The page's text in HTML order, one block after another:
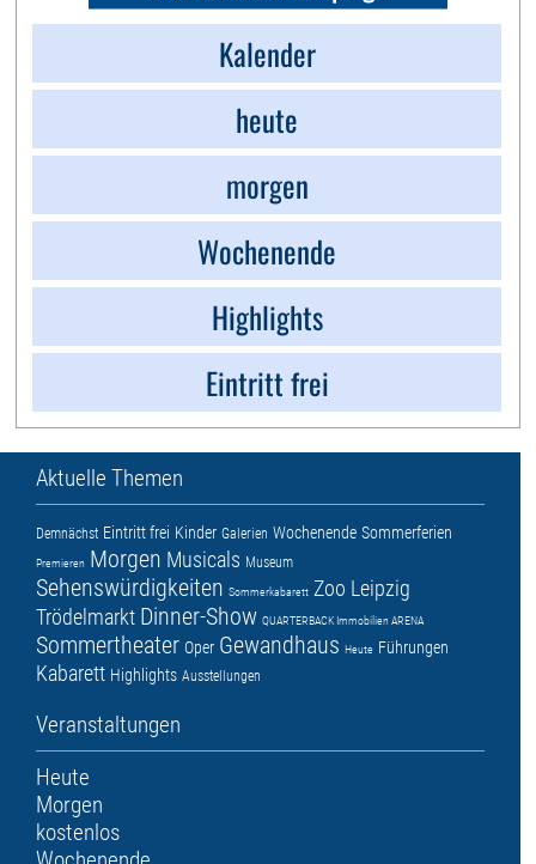
Kalender
heute
morgen
Wochenende
Highlights
Eintritt frei
Aktuelle Themen
Demnächst Eintritt frei Kinder Galerien Wochenende Sommerferien
Premieren Morgen Musicals Museum
Sehenswürdigkeiten Sommerkabarett Zoo Leipzig
Trödelmarkt Dinner-Show QUARTERBACK Immobilien ARENA
Sommertheater Oper Gewandhaus Heute Führungen
Kabarett Highlights Ausstellungen
Veranstaltungen
Heute
Morgen
kostenlos